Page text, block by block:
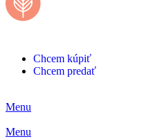
Chcem kúpiť
Chcem predať
Menu
Menu